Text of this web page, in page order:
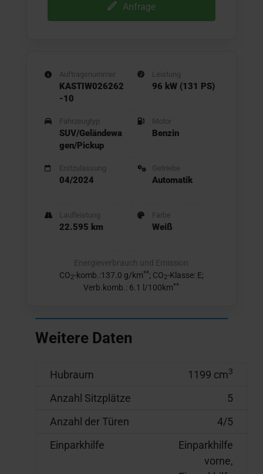
Anfrage
Auftragsnummer
KASTIW026262
-10
Fahrzeugtyp
SUV/Geländewa
gen/Pickup
Erstzulassung
04/2024
Laufleistung
22.595 km
Leistung
96 kW (131 PS)
Motor
Benzin
Getriebe
Automatik
Farbe
Weiß
Energieverbrauch und Emission
CO2-komb.:137.0 g/km**; CO2-Klasse: E;
Verb.komb.: 6.1 l/100km**
Weitere Daten
Hubraum 1199 cm3
Anzahl Sitzplätze
5
Anzahl der Türen
4/5
Einparkhilfe
Einparkhilfe
vorne,